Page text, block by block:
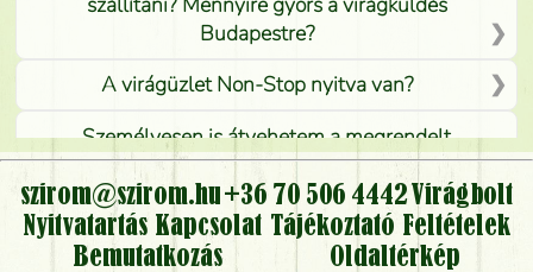
Budapestre?
A virágüzlet Non-Stop nyitva van?
Személyesen is átvehetem a megrendelt
virágcsokrot, vagy csak virágküldéssel, kiszállítással
kérhető?
Vidékre is lehet rendelni?
szirom@szirom.hu +36 70 506 4442Virágbolt
Nyitvatartás Kapcsolat Tájékoztató Feltételek
Bemutatkozás
Oldaltérkép